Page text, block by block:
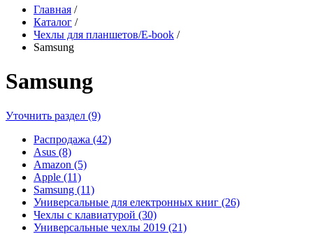
Главная /
Каталог /
Чехлы для планшетов/E-book /
Samsung
Samsung
Уточнить раздел (9)
Распродажа (42)
Asus (8)
Amazon (5)
Apple (11)
Samsung (11)
Универсальные для електронных книг (26)
Чехлы с клавиатурой (30)
Универсальные чехлы 2019 (21)